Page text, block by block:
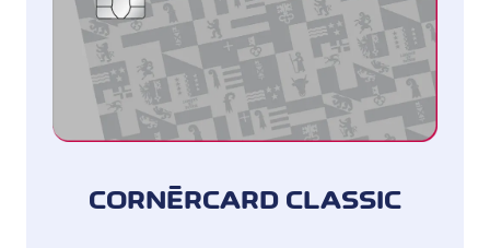
CORNÈRCARD CLASSIC